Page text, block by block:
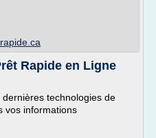
Rapide en Ligne
technologies de
vos informations